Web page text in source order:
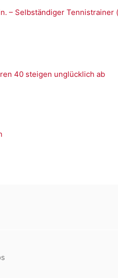
– Selbständiger Tennistrainer
40 steigen unglücklich ab